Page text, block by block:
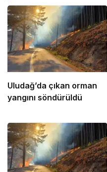
Uludağ’da çıkan orman
yangını söndürüldü